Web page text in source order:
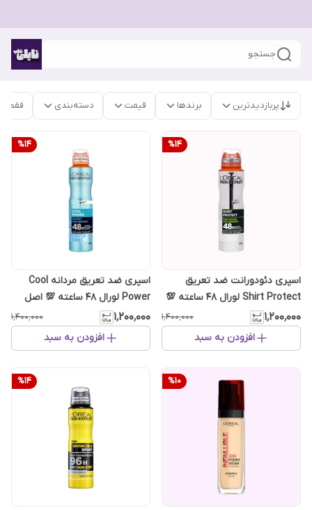
جستجو
پربازدیدترین برندها قیمت دسته‌بندی فقط
%14
اسپری دئودورانت ضد تعریق
Shirt Protect لورال 48 ساعته 💯
اصل انگلیس
۱٬۲۰۰٬۰۰۰ ۱٬۴۰۰٬۰۰۰
افزودن به سبد
%14
اسپری ضد تعریق مردانه Cool
Power لورال 48 ساعته 💯 اصل
انگلیس
۱٬۲۰۰٬۰۰۰ ۱٬۴۰۰٬۰۰۰
افزودن به سبد
%10
%14